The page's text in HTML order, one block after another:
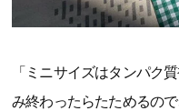
「ミニサイズはタンパク
み終わったらたためるの